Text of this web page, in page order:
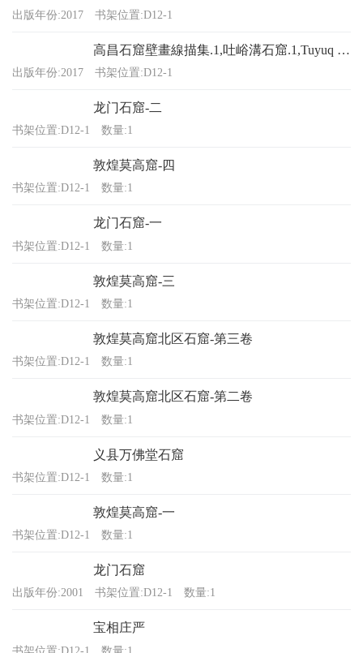
出版年份:2017 书架位置:D12-1
高昌石窟壁畫線描集.1,吐峪溝石窟.1,Tuyuq caves
出版年份:2017 书架位置:D12-1
龙门石窟-二
书架位置:D12-1 数量:1
敦煌莫高窟-四
书架位置:D12-1 数量:1
龙门石窟-一
书架位置:D12-1 数量:1
敦煌莫高窟-三
书架位置:D12-1 数量:1
敦煌莫高窟北区石窟-第三卷
书架位置:D12-1 数量:1
敦煌莫高窟北区石窟-第二卷
书架位置:D12-1 数量:1
义县万佛堂石窟
书架位置:D12-1 数量:1
敦煌莫高窟-一
书架位置:D12-1 数量:1
龙门石窟
出版年份:2001 书架位置:D12-1 数量:1
宝相庄严